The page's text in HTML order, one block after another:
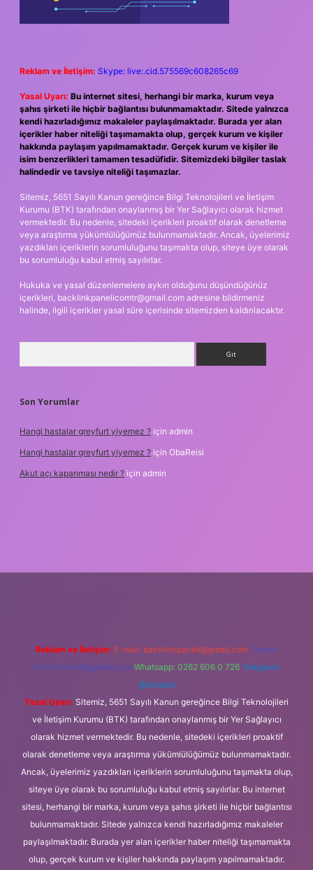
Reklam ve İletişim: Skype: live:.cid.575569c608265c69
Yasal Uyarı: Bu internet sitesi, herhangi bir marka, kurum veya
şahıs şirketi ile hiçbir bağlantısı bulunmamaktadır. Sitede yalnızca
kendi hazırladığımız makaleler paylaşılmaktadır. Burada yer alan
içerikler haber niteliği taşımamakta olup, gerçek kurum ve kişiler
hakkında paylaşım yapılmamaktadır. Gerçek kurum ve kişiler ile
isim benzerlikleri tamamen tesadüfidir. Sitemizdeki bilgiler taslak
halindedir ve tavsiye niteliği taşımazlar.
Sitemiz, 5651 Sayılı Kanun gereğince Bilgi Teknolojileri ve İletişim
Kurumu (BTK) tarafından onaylanmış bir Yer Sağlayıcı olarak hizmet
vermektedir. Bu nedenle, sitedeki içerikleri proaktif olarak denetleme
veya araştırma yükümlülüğümüz bulunmamaktadır. Ancak, üyelerimiz
yazdıkları içeriklerin sorumluluğunu taşımakta olup, siteye üye olarak
bu sorumluluğu kabul etmiş sayılırlar.
Hukuka ve yasal düzenlemelere aykırı olduğunu düşündüğünüz
içerikleri, backlinkpanelicomtr@gmail.com adresine bildirmeniz
halinde, ilgili içerikler yasal süre içerisinde sitemizden kaldırılacaktır.
Son Yorumlar
Hangi hastalar greyfurt yiyemez ? için admin
Hangi hastalar greyfurt yiyemez ? için ObaReisi
Akut açı kapanması nedir ? için admin
Reklam ve İletişim: E-mail: backlinkpaneli@gmail.com Teams:
forumhizmeti@gmail.com Whatsapp: 0262 606 0 726 Telegram:
@karabul
Yasal Uyarı: Sitemiz, 5651 Sayılı Kanun gereğince Bilgi Teknolojileri
ve İletişim Kurumu (BTK) tarafından onaylanmış bir Yer Sağlayıcı
olarak hizmet vermektedir. Bu nedenle, sitedeki içerikleri proaktif
olarak denetleme veya araştırma yükümlülüğümüz bulunmamaktadır.
Ancak, üyelerimiz yazdıkları içeriklerin sorumluluğunu taşımakta olup,
siteye üye olarak bu sorumluluğu kabul etmiş sayılırlar. Bu internet
sitesi, herhangi bir marka, kurum veya şahıs şirketi ile hiçbir bağlantısı
bulunmamaktadır. Sitede yalnızca kendi hazırladığımız makaleler
paylaşılmaktadır. Burada yer alan içerikler haber niteliği taşımamakta
olup, gerçek kurum ve kişiler hakkında paylaşım yapılmamaktadır.